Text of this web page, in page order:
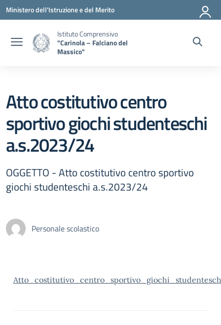
Vai ai contenuti
Vai al menu di navigazione
Vai al footer
Ministero dell'Istruzione e del Merito
Istituto Comprensivo
"Carinola – Falciano del
Massico"
Atto costitutivo centro
sportivo giochi studenteschi
a.s.2023/24
OGGETTO - Atto costitutivo centro sportivo
giochi studenteschi a.s.2023/24
Personale scolastico